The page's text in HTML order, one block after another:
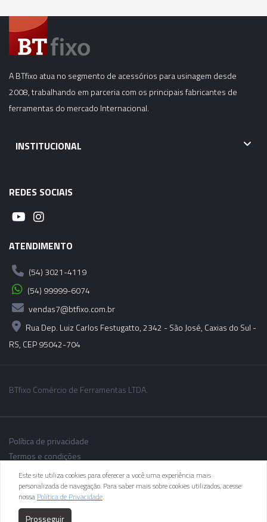
A BTfixo atua no segmento de acessórios para usinagem desde
2008, trabalhando em parceria com os principais fabricantes de
ferramentas do mercado Internacional.
INSTITUCIONAL
REDES SOCIAIS
ATENDIMENTO
(54) 3021-4119
(54) 99999-6074
vendas7@btfixo.com.br
Rua Dep. Luiz Carlos Festugatto, 2342 - São José, Caxias do Sul -
RS, CEP 95042-704
BTfixo Comércio de Ferramentas LTDA.
Política de privacidade
Termos e condições
As informações dos produtos podem sofrer alterações sem aviso
Este site utiliza cookies para oferecer a você uma experiência mais
personalizada de navegação. Para saber mais sobre cookies utilizados, acesse
nossa Política de Privacidade.
Prosseguir